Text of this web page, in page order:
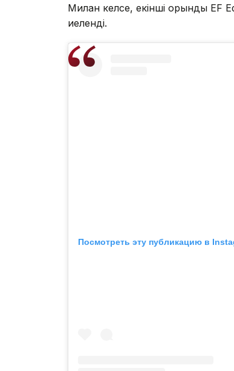
Милан келсе, екінші орынды EF
иеленді.
Посмотреть эту публикацию в